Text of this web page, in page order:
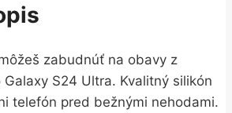
zabudnúť na obavy z
S24 Ultra. Kvalitný silikón
telefón pred bežnými nehodami.